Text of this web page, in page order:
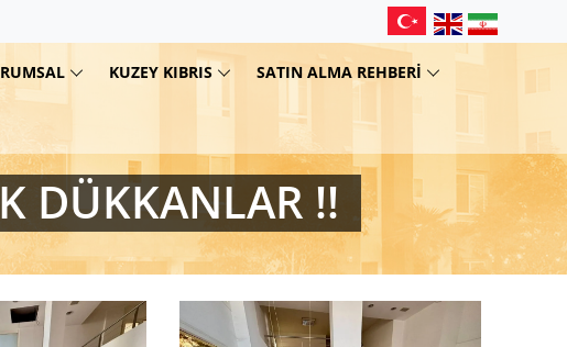
KUZEY KIBRIS
SATIN ALMA REHBERI
DÜKKANLAR !!